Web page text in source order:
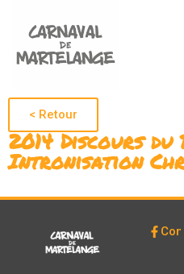
< Retour
2014 Discours
Intronisation